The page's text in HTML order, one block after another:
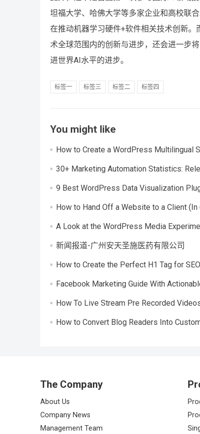
坦福大学、哈佛大学等多家企业和高校联
在推动机器学习硬件+软件相关技术创新
术全球范围内的创新与进步，还会进一步
进世界AI水平的进步。
标签一 标签三 标签二 标签四
You might like
How to Create a WordPress Multilingual
30+ Marketing Automation Statistics:
9 Best WordPress Data Visualization
How to Hand Off a Website to a Client (In
A Look at the WordPress Media
新闻报道-广州安天圣施医药有限公司
How to Create the Perfect H1 Tag for SEO
Facebook Marketing Guide With
How To Live Stream Pre Recorded
How to Convert Blog Readers Into
The Company
About Us
Company News
Management Team